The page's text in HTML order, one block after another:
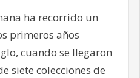
ha recorrido un
primeros años
cuando se llegaron
siete colecciones de